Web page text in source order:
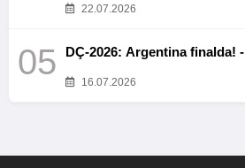
22.07.2026
05 DÇ-2026: Argentina finalda! -
16.07.2026